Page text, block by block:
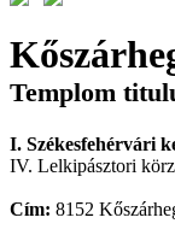
Templom
I. Székesfehérvári
IV. Lelkipásztori
Cím: 8152